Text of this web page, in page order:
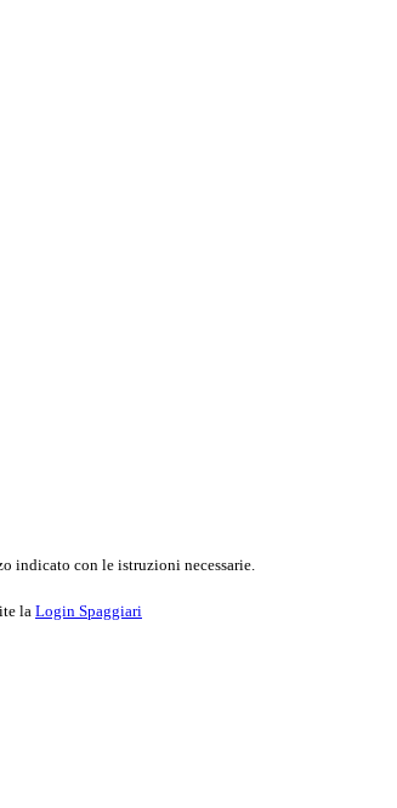
indicato con le istruzioni necessarie.
la Login Spaggiari